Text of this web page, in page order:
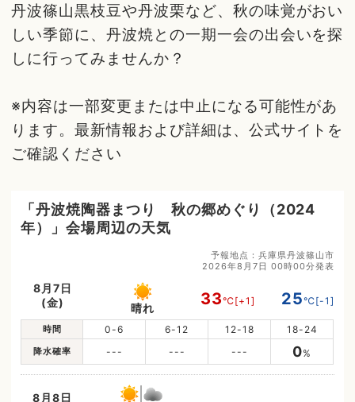
丹波篠山黒枝豆や丹波栗など、秋の味覚がおい
しい季節に、丹波焼との一期一会の出会いを探
しに行ってみませんか？
※内容は一部変更または中止になる可能性があ
ります。最新情報および詳細は、公式サイトを
ご確認ください
「丹波焼陶器まつり 秋の郷めぐり（2024
年）」会場周辺の天気
予報地点：兵庫県丹波篠山市
2026年8月7日 00時00分発表
8月7日
(金)
晴れ 33℃[+1] 25℃[-1]
時間 0-6 6-12 12-18 18-24
降水確率 --- --- --- 0%
8月8日